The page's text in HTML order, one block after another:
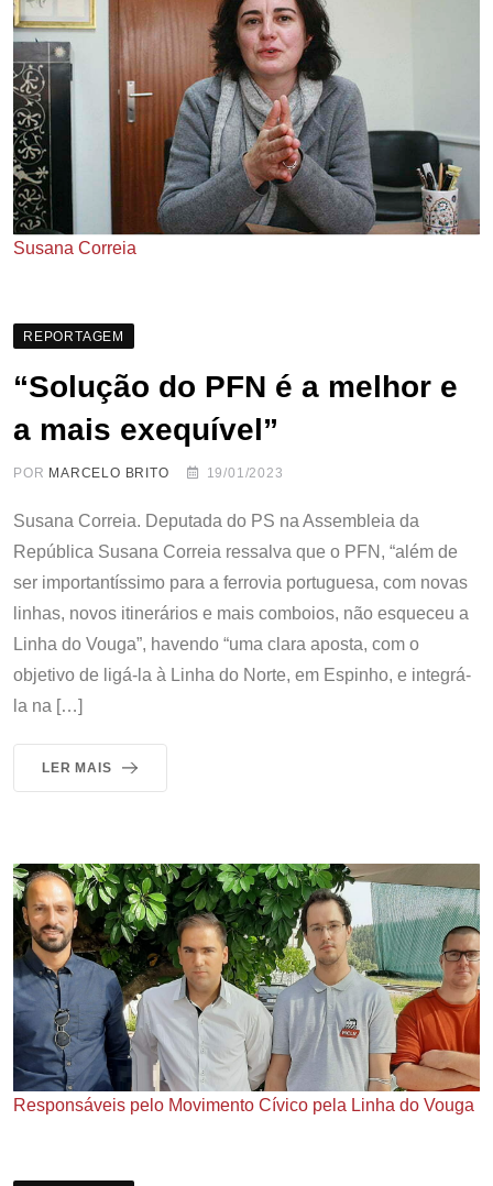
Susana Correia
REPORTAGEM
“Solução do PFN é a melhor e
a mais exequível”
POR MARCELO BRITO 19/01/2023
Susana Correia. Deputada do PS na Assembleia da
República Susana Correia ressalva que o PFN, “além de
ser importantíssimo para a ferrovia portuguesa, com novas
linhas, novos itinerários e mais comboios, não esqueceu a
Linha do Vouga”, havendo “uma clara aposta, com o
objetivo de ligá-la à Linha do Norte, em Espinho, e integrá-
la na […]
LER MAIS
Responsáveis pelo Movimento Cívico pela Linha do Vouga